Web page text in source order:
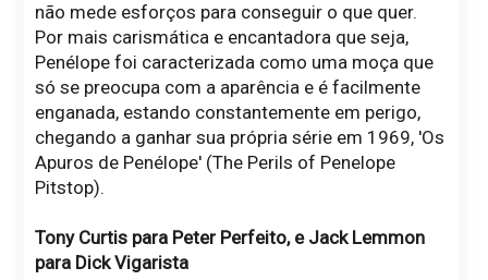
não mede esforços para conseguir o que quer.
Por mais carismática e encantadora que seja,
Penélope foi caracterizada como uma moça que
só se preocupa com a aparência e é facilmente
enganada, estando constantemente em perigo,
chegando a ganhar sua própria série em 1969, 'Os
Apuros de Penélope' (The Perils of Penelope
Pitstop).
Tony Curtis para Peter Perfeito, e Jack Lemmon
para Dick Vigarista